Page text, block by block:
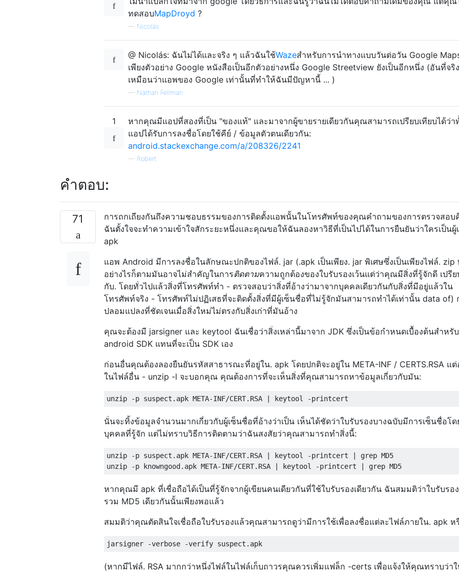
ทดสอบMapDroyd ?
— Nicolás
@ Nicolás: ฉันไม่ได้และจริง ๆ แล้วฉันใช้Wazeสำหรับการนำทางแบบวันต่อวัน Google
เพียงตัวอย่าง Google หนังสือเป็นอีกตัวอย่างหนึ่ง Google Streetview ยังเป็นอีกหนึ่ง (อันที่จริ
เหมือนว่าแอพของ Google เท่านั้นที่ทำให้ฉันมีปัญหานี้ ... )
— Nathan Fellman
1
หากคุณมีแอปที่สองที่เป็น "ของแท้" และมาจากผู้ขายรายเดียวกันคุณสามารถเปรียบเทียบได้ว่า
แอปได้รับการลงชื่อโดยใช้คีย์ / ข้อมูลตัวตนเดียวกัน:
android.stackexchange.com/a/208326/2241
— Robert
คำตอบ:
71
การถกเถียงกันถึงความชอบธรรมของการติดตั้งแอพนั้นในโทรศัพท์ของคุณคำถามของการตรวจสอบ
ฉันตั้งใจจะทำความเข้าใจสักระยะหนึ่งและคุณขอให้ฉันลองหาวิธีที่เป็นไปได้ในการยืนยันว่าใครเป็นผู้
apk
แอพ Android มีการลงชื่อในลักษณะปกติของไฟล์. jar (.apk เป็นเพียง. jar พิเศษซึ่งเป็นเพียงไฟล์. zip
อย่างไรก็ตามมันอาจไม่สำคัญในการติดตามความถูกต้องของใบรับรองเว้นแต่ว่าคุณมีสิ่งที่รู้จักดี เปรีย
กับ. โดยทั่วไปแล้วสิ่งที่โทรศัพท์ทำ - ตรวจสอบว่าสิ่งที่อ้างว่ามาจากบุคคลเดียวกันกับสิ่งที่มีอยู่แล้วใน
โทรศัพท์จริง - โทรศัพท์ไม่ปฏิเสธที่จะติดตั้งสิ่งที่มีผู้เซ็นชื่อที่ไม่รู้จักมันสามารถทำได้เท่านั้น data of)
ปลอมแปลงที่ชัดเจนเมื่อสิ่งใหม่ไม่ตรงกับสิ่งเก่าที่มันอ้าง
คุณจะต้องมี jarsigner และ keytool ฉันเชื่อว่าสิ่งเหล่านี้มาจาก JDK ซึ่งเป็นข้อกำหนดเบื้องต้นสำหรับ
android SDK แทนที่จะเป็น SDK เอง
ก่อนอื่นคุณต้องลองยืนยันรหัสสาธารณะที่อยู่ใน. apk โดยปกติจะอยู่ใน META-INF / CERTS.RSA แต่
ในไฟล์อื่น - unzip -l จะบอกคุณ คุณต้องการที่จะเห็นสิ่งที่คุณสามารถหาข้อมูลเกี่ยวกับมัน:
นั่นจะทิ้งข้อมูลจำนวนมากเกี่ยวกับผู้เซ็นชื่อที่อ้างว่าเป็น เห็นได้ชัดว่าใบรับรองบางฉบับมีการเซ็นชื่อโด
บุคคลที่รู้จัก แต่ไม่ทราบวิธีการติดตามว่าฉันสงสัยว่าคุณสามารถทำสิ่งนี้:
unzip -p suspect.apk META-INF/CERT.RSA | keytool -printcert | grep MD5
หากคุณมี apk ที่เชื่อถือได้เป็นที่รู้จักจากผู้เขียนคนเดียวกันที่ใช้ใบรับรองเดียวกัน ฉันสมมติว่าใบรับรอ
รวม MD5 เดียวกันนั้นเพียงพอแล้ว
สมมติว่าคุณตัดสินใจเชื่อถือใบรับรองแล้วคุณสามารถดูว่ามีการใช้เพื่อลงชื่อแต่ละไฟล์ภายใน. apk ห
(หากมีไฟล์. RSA มากกว่าหนึ่งไฟล์ในไฟล์เก็บถาวรคุณควรเพิ่มแฟล็ก -certs เพื่อแจ้งให้คุณทราบว่าใ